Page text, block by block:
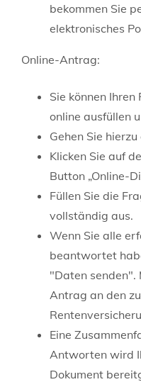
bekommen Sie
elektronisches
Online-Antrag:
Sie können
online ausfüllen
Gehen Sie
Klicken Sie auf
Button „Online-
Füllen Sie die
vollständig aus.
Wenn Sie alle
beantwortet
"Daten senden".
Antrag an den
Eine
Antworten wird
Dokument